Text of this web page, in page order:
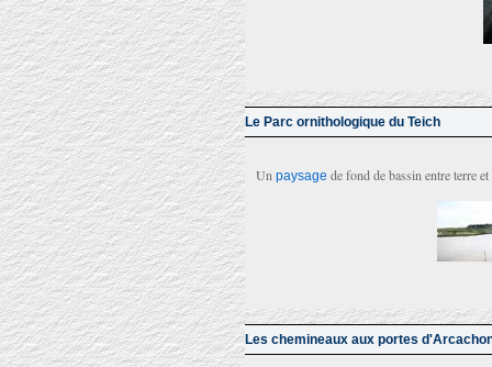
Le Parc ornithologique du Teich
Un paysage de fond de bassin entre terre
Les chemineaux aux portes